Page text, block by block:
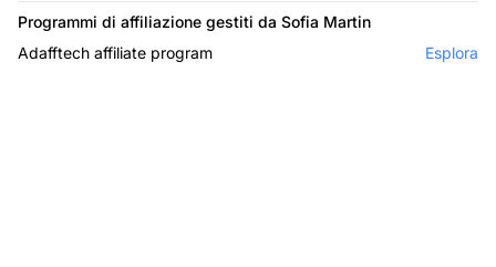
Programmi di affiliazione gestiti da Sofia Martin
Adafftech affiliate program
Esplora